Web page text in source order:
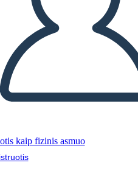
kaip fizinis asmuo
SKAITYK MAN